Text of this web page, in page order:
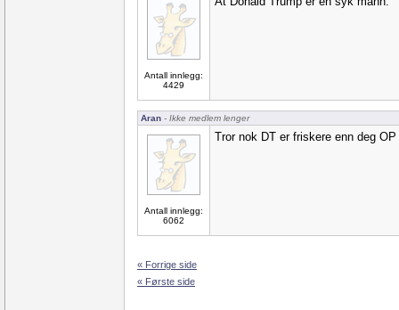
Antall innlegg:
4429
Aran - Ikke medlem lenger
Antall innlegg:
6062
Tror nok DT er friskere enn deg OP
« Forrige side
« Første side